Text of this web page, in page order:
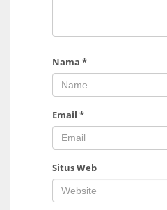
Nama *
Email *
Situs Web